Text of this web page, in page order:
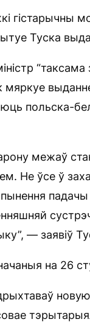
гістарычны
Туска
мяркуе
польска-
межаў
Не ўсе ў
падачы
— заявіў
на 26